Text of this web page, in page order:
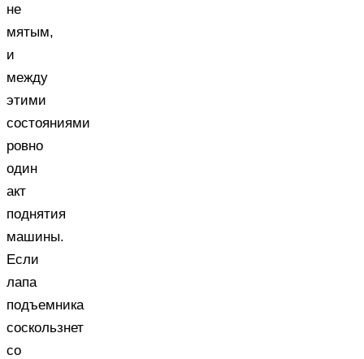
не
мятым,
и
между
этими
состояниями
ровно
один
акт
поднятия
машины.
Если
лапа
подъемника
соскользнет
со